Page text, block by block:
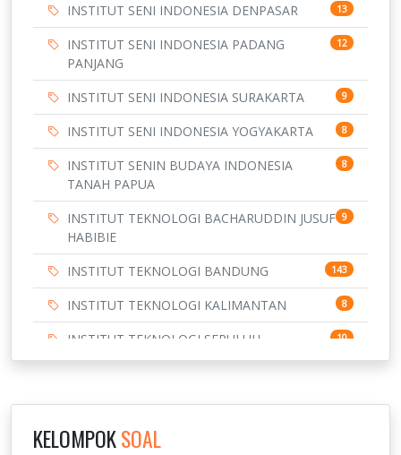
INSTITUT SENI INDONESIA DENPASAR 13
INSTITUT SENI INDONESIA PADANG
PANJANG
12
INSTITUT SENI INDONESIA SURAKARTA 9
INSTITUT SENI INDONESIA YOGYAKARTA 8
INSTITUT SENIN BUDAYA INDONESIA
TANAH PAPUA
8
INSTITUT TEKNOLOGI BACHARUDDIN JUSUF
HABIBIE
9
INSTITUT TEKNOLOGI BANDUNG 143
INSTITUT TEKNOLOGI KALIMANTAN 8
INSTITUT TEKNOLOGI SEPULUH
NOVEMBER
10
KELOMPOKSOAL